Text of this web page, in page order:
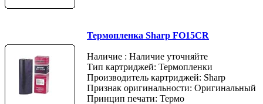
Термопленка Sharp FO15CR
Наличие : Наличие уточняйте
Тип картриджей: Термопленки
Производитель картриджей: Sharp
Признак оригинальности: Оригинальный
Принцип печати: Термо